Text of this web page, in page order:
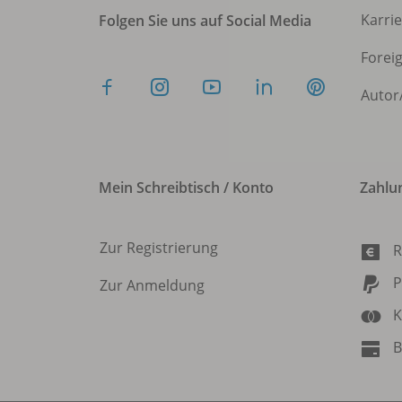
Folgen Sie uns auf Social Media
Mein Schreibtisch / Konto
Zur Registrierung
Zur Anmeldung